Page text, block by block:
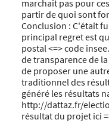
marchait pas pour
partir de quoi sont
Conclusion : C'était
principal regret est
postal <=> code
de transparence de
de proposer une
traditionnel des
généré les résultats
http://dattaz.fr/
résultat du projet ici